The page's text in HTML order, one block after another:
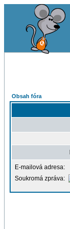
Obsah fóra
E-mailová adresa:
Soukromá zpráva: